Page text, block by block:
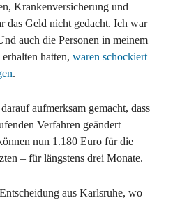
Krankenversicherung und
das Geld nicht gedacht. Ich war
auch die Personen in meinem
hatten, waren schockiert
.
aufmerksam gemacht, dass
Verfahren geändert
nun 1.180 Euro für die
– für längstens drei Monate.
aus Karlsruhe, wo